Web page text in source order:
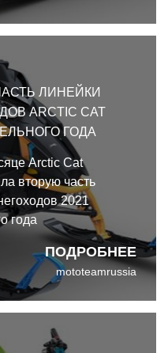
ЛИНЕЙКИ
ARCTIC CAT
ГОДА
ПОДРОБНЕЕ
Arctic Cat
вторую часть
2021
года
mototeamrussia